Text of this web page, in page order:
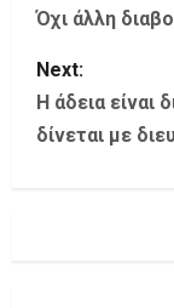
o
s
t
Όχι άλλη
Next:
Η άδεια
δίνεται με